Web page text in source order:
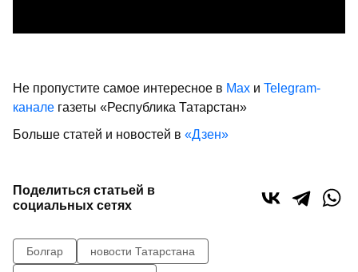
Не пропустите самое интересное в Max и Telegram-
канале газеты «Республика Татарстан»
Больше статей и новостей в «Дзен»
Поделиться статьей в
социальных сетях
Болгар
новости Татарстана